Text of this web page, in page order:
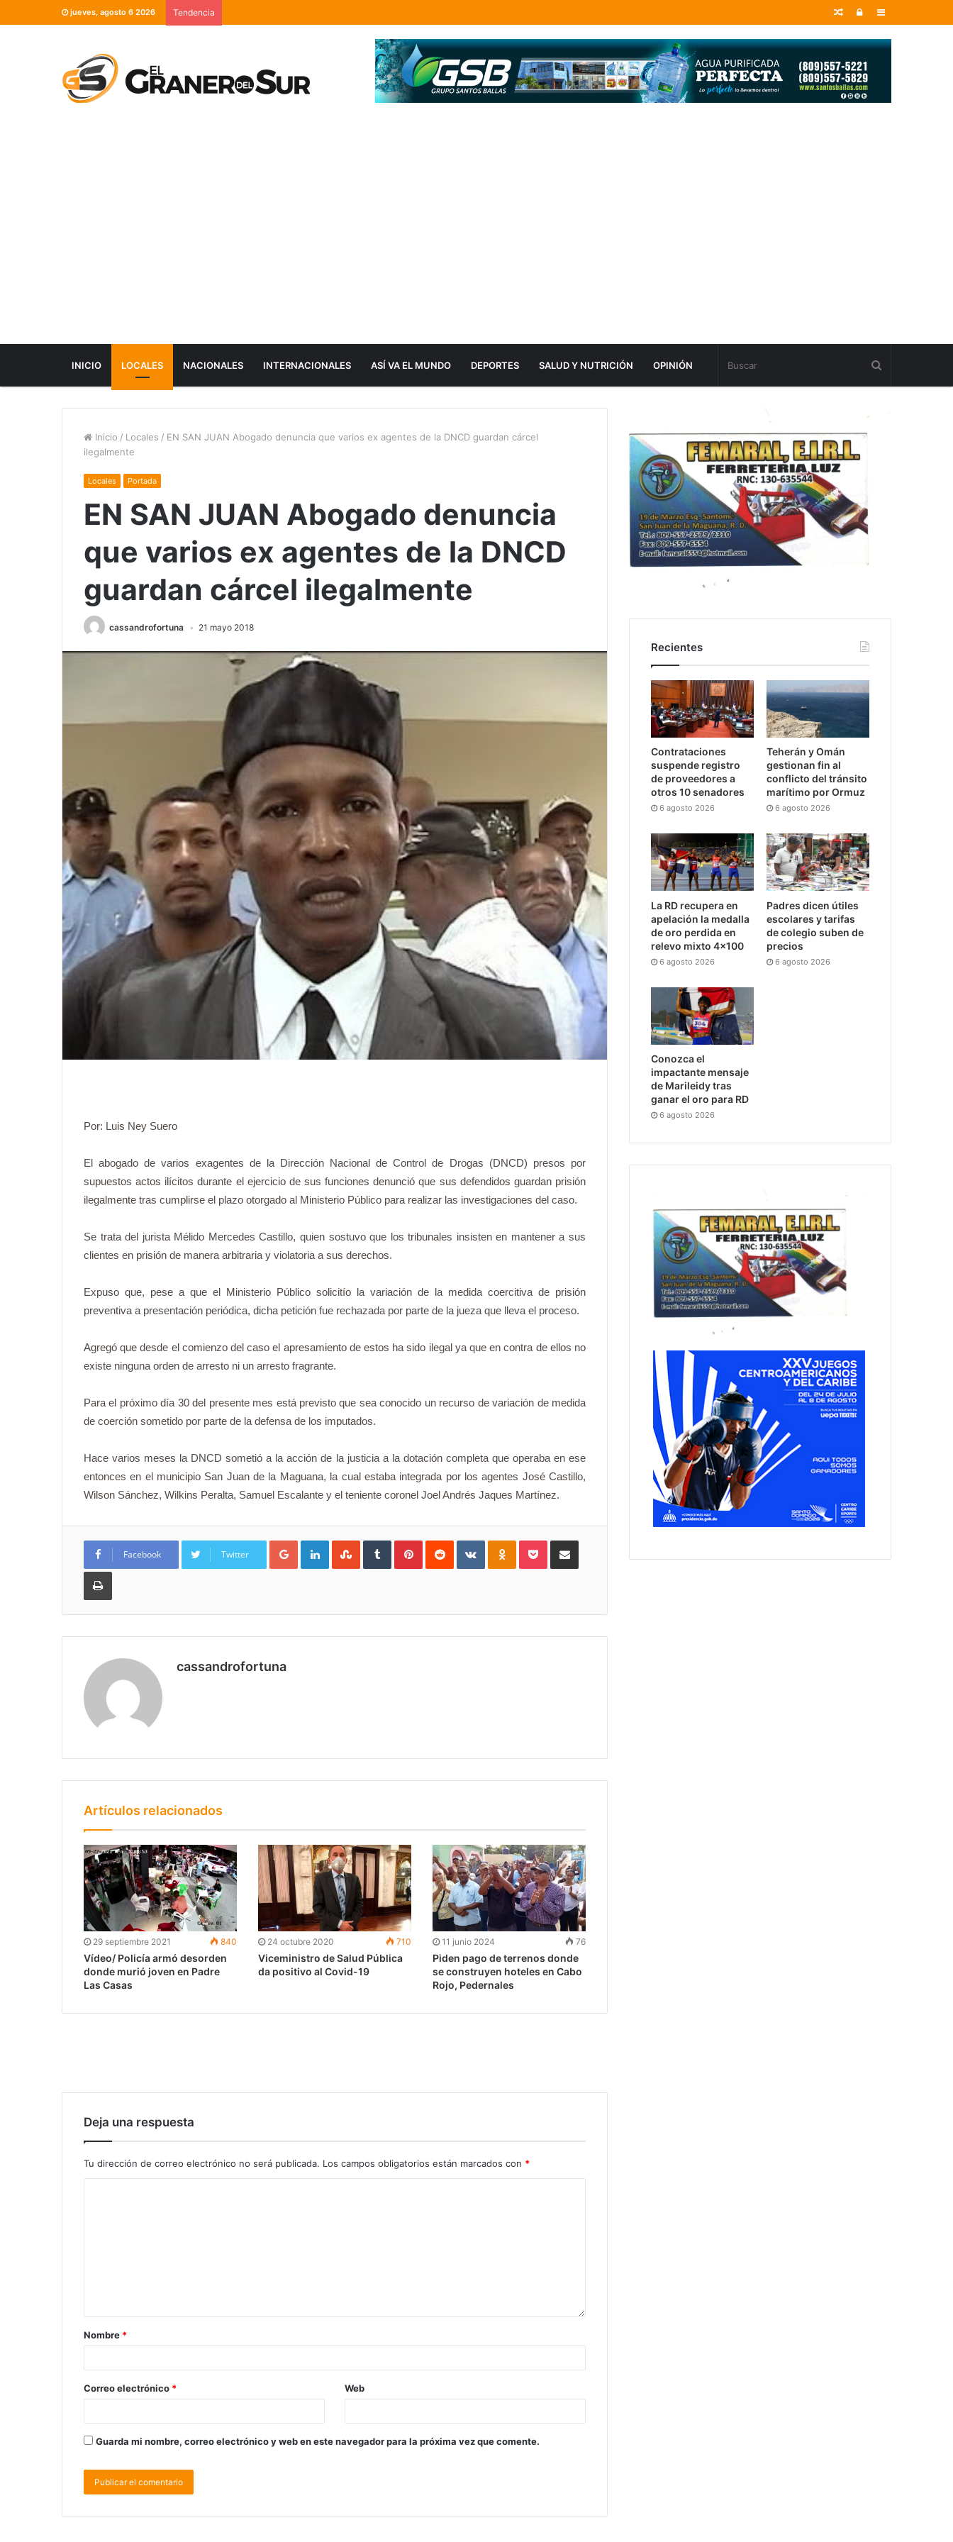
jueves, agosto 6 2026 Tendencia Sidebar
Entrar
Random
INICIO LOCALES NACIONALES INTERNACIONALES ASÍ VA EL MUNDO DEPORTES SALUD Y NUTRICIÓN OPINIÓN
Inicio / Locales / EN SAN JUAN Abogado denuncia que varios ex agentes de la DNCD guardan cárcel
ilegalmente
Locales Portada
EN SAN JUAN Abogado denuncia
que varios ex agentes de la DNCD
guardan cárcel ilegalmente
cassandrofortuna 21 mayo 2018
Por: Luis Ney Suero
El abogado de varios exagentes de la Dirección Nacional de Control de Drogas (DNCD) presos por
supuestos actos ilícitos durante el ejercicio de sus funciones denunció que sus defendidos guardan prisión
ilegalmente tras cumplirse el plazo otorgado al Ministerio Público para realizar las investigaciones del caso.
Se trata del jurista Mélido Mercedes Castillo, quien sostuvo que los tribunales insisten en mantener a sus
clientes en prisión de manera arbitraria y violatoria a sus derechos.
Expuso que, pese a que el Ministerio Público solicitío la variación de la medida coercitiva de prisión
preventiva a presentación periódica, dicha petición fue rechazada por parte de la jueza que lleva el proceso.
Agregó que desde el comienzo del caso el apresamiento de estos ha sido ilegal ya que en contra de ellos no
existe ninguna orden de arresto ni un arresto fragrante.
Para el próximo día 30 del presente mes está previsto que sea conocido un recurso de variación de medida
de coerción sometido por parte de la defensa de los imputados.
Hace varios meses la DNCD sometió a la acción de la justicia a la dotación completa que operaba en ese
entonces en el municipio San Juan de la Maguana, la cual estaba integrada por los agentes José Castillo,
Wilson Sánchez, Wilkins Peralta, Samuel Escalante y el teniente coronel Joel Andrés Jaques Martínez.
Facebook Twitter
Google+LinkedInStumbleUpon
TumblrPinterestReddit VKontakteOdnoklassniki
PocketCompartir por Correo
Imprimir
cassandrofortuna
Artículos relacionados
29 septiembre 2021 840
Vídeo/ Policía armó desorden
donde murió joven en Padre
Las Casas
24 octubre 2020 710
Viceministro de Salud Pública
da positivo al Covid-19
11 junio 2024 76
Piden pago de terrenos donde
se construyen hoteles en Cabo
Rojo, Pedernales
Deja una respuesta
Tu dirección de correo electrónico no será publicada. Los campos obligatorios están marcados con *
Nombre *
Correo electrónico * Web
Guarda mi nombre, correo electrónico y web en este navegador para la próxima vez que comente.
Recientes
Contrataciones
suspende registro
de proveedores a
otros 10 senadores
6 agosto 2026
Teherán y Omán
gestionan fin al
conflicto del tránsito
marítimo por Ormuz
6 agosto 2026
La RD recupera en
apelación la medalla
de oro perdida en
relevo mixto 4×100
6 agosto 2026
Padres dicen útiles
escolares y tarifas
de colegio suben de
precios
6 agosto 2026
Conozca el
impactante mensaje
de Marileidy tras
ganar el oro para RD
6 agosto 2026